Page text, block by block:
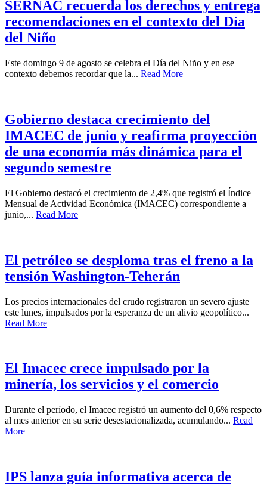
SERNAC recuerda los derechos y entrega
recomendaciones en el contexto del Día
del Niño
Este domingo 9 de agosto se celebra el Día del Niño y en ese
contexto debemos recordar que la... Read More
Gobierno destaca crecimiento del
IMACEC de junio y reafirma proyección
de una economía más dinámica para el
segundo semestre
El Gobierno destacó el crecimiento de 2,4% que registró el Índice
Mensual de Actividad Económica (IMACEC) correspondiente a
junio,... Read More
El petróleo se desploma tras el freno a la
tensión Washington-Teherán
Los precios internacionales del crudo registraron un severo ajuste
este lunes, impulsados por la esperanza de un alivio geopolítico...
Read More
El Imacec crece impulsado por la
minería, los servicios y el comercio
Durante el período, el Imacec registró un aumento del 0,6% respecto
al mes anterior en su serie desestacionalizada, acumulando... Read
More
IPS lanza guía informativa acerca de